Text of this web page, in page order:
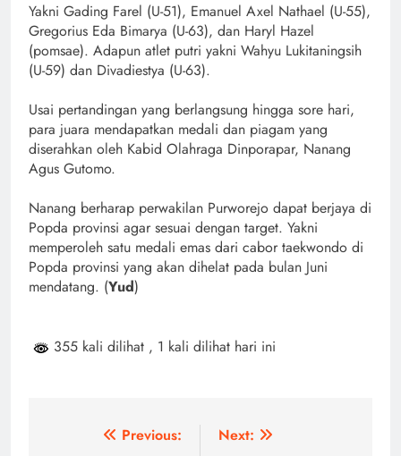
Yakni Gading Farel (U-51), Emanuel Axel Nathael (U-55),
Gregorius Eda Bimarya (U-63), dan Haryl Hazel
(pomsae). Adapun atlet putri yakni Wahyu Lukitaningsih
(U-59) dan Divadiestya (U-63).
Usai pertandingan yang berlangsung hingga sore hari,
para juara mendapatkan medali dan piagam yang
diserahkan oleh Kabid Olahraga Dinporapar, Nanang
Agus Gutomo.
Nanang berharap perwakilan Purworejo dapat berjaya di
Popda provinsi agar sesuai dengan target. Yakni
memperoleh satu medali emas dari cabor taekwondo di
Popda provinsi yang akan dihelat pada bulan Juni
mendatang. (Yud)
355 kali dilihat , 1 kali dilihat hari ini
NavigasiPrevious:
Next: